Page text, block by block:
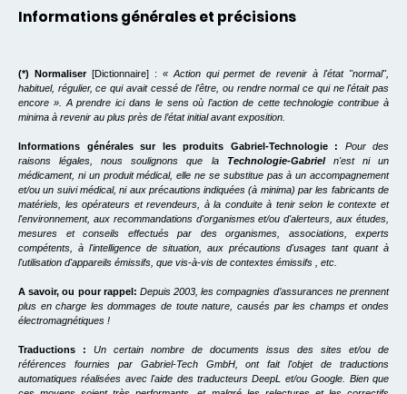
(*) Normaliser [Dictionnaire] : « Action qui permet de revenir à l'état "normal",
habituel, régulier, ce qui avait cessé de l'être, ou rendre normal ce qui ne l'était pas
encore ». A prendre ici dans le sens où l’action de cette technologie contribue à
minima à revenir au plus près de l’état initial avant exposition.
Informations générales sur les produits Gabriel-Technologie : Pour des
raisons légales, nous soulignons que la
Technologie-Gabrieln'est ni un
médicament, ni un produit médical, elle ne se substitue pas à un accompagnement
et/ou un suivi médical, ni aux précautions indiquées (à minima) par les fabricants de
matériels, les opérateurs et revendeurs, à la conduite à tenir selon le contexte et
l'environnement, aux recommandations d'organismes et/ou d'alerteurs, aux études,
mesures et conseils effectués par des organismes, associations, experts
compétents, à l'intelligence de situation, aux précautions d'usages tant quant à
l'utilisation d'appareils émissifs, que vis-à-vis de contextes émissifs , etc.
A savoir, ou pour rappel: Depuis 2003, les compagnies d’assurances ne prennent
plus en charge les dommages de toute nature, causés par les champs et ondes
électromagnétiques !
Traductions :
Un certain nombre de documents issus des sites et/ou de
références fournies par Gabriel-Tech GmbH, ont fait l'objet de traductions
automatiques réalisées avec l'aide des traducteurs DeepL et/ou Google. Bien que
Informations générales et précisions